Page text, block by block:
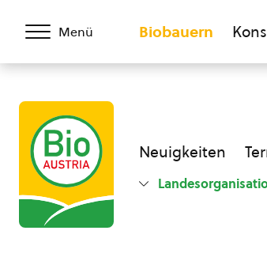
Menü Biobauern
Neuigkeiten